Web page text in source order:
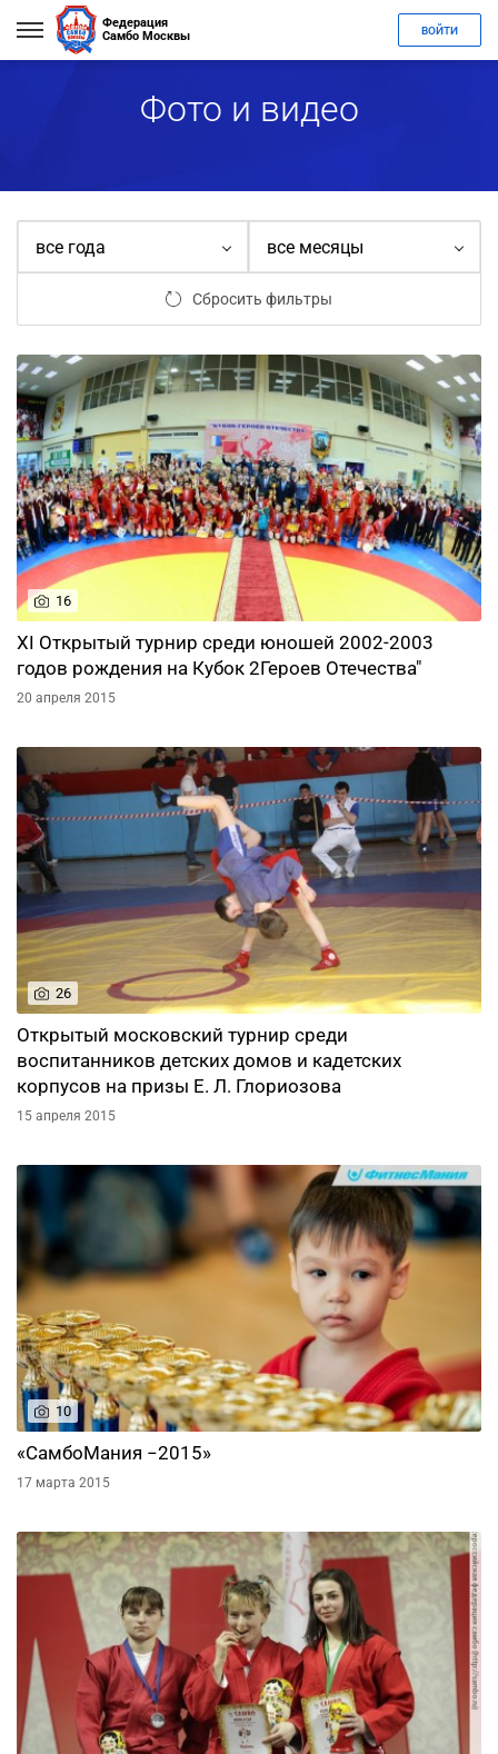
Федерация
Самбо Москвы
ВОЙТИ
Фото и видео
все года все месяцы
Сбросить фильтры
16
XI Открытый турнир среди юношей 2002-2003
годов рождения на Кубок 2Героев Отечества"
20 апреля 2015
26
Открытый московский турнир среди
воспитанников детских домов и кадетских
корпусов на призы Е. Л. Глориозова
15 апреля 2015
10
«СамбоМания −2015»
17 марта 2015